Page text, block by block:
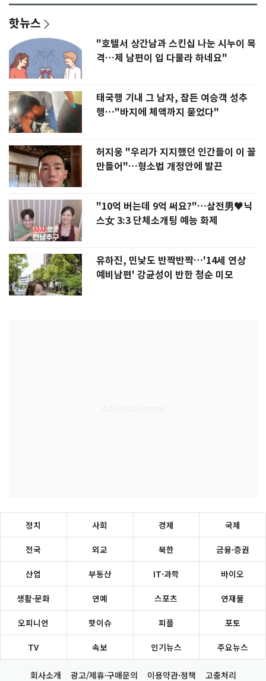
핫뉴스
"호텔서 상간남과 스킨십 나눈 시누이 목
격…제 남편이 입 다물라 하네요"
태국행 기내 그 남자, 잠든 여승객 성추
행…"바지에 체액까지 묻었다"
허지웅 "우리가 지지했던 인간들이 이 꼴
만들어"…형소법 개정안에 발끈
"10억 버는데 9억 써요?"…삼전男♥닉
스女 3:3 단체소개팅 예능 화제
유하진, 민낯도 반짝반짝…'14세 연상
예비남편' 강균성이 반한 청순 미모
정치 사회 경제 국제
전국 외교 북한 금융·증권
산업 부동산 IT·과학 바이오
생활·문화 연예 스포츠 연재물
오피니언 핫이슈 피플 포토
TV 속보 인기뉴스 주요뉴스
회사소개 광고/제휴·구매문의 이용약관·정책 고충처리